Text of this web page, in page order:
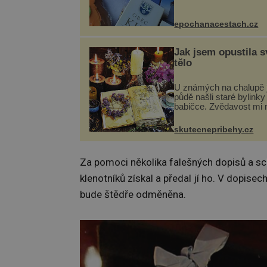
prohlídku kostela,
epochanacestach.cz
Jak jsem opustila
tělo
U známých na chalupě
půdě našli staré bylinky
babičce. Zvědavost mi
lektvar… Zimní pobyt na
chalupě se pro mě
změnil v děsivý
skutecnepribehy.cz
Za pomoci několika falešných dopisů a
klenotníků získal a předal jí ho. V
bude štědře odměněna.